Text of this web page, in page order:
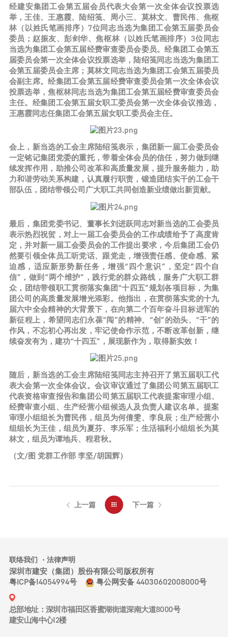
经建安集团工会第五届会员代表大会第一次全体会议投票选
举，王佳、王惠霞、陆绍笺、周小三、莫林文、曹民伟、焦枢
林（以姓氏笔画排序）7位同志当选为集团工会第五届委员会
委员；赵振友、彭剑华、焦枢林（以姓氏笔画排序）3位同志
当选为集团工会第五届经费审查委员会委员。经集团工会第五
届委员会第一次全体会议投票选举，陆绍笺同志当选为集团工
会第五届委员会主席；莫林文同志当选为集团工会第五届委员
会副主席。经集团工会第五届经费审查委员会第一次全体会议
投票选举，焦枢林同志当选为集团工会第五届经费审查委员会
主任。经集团工会第五届女职工委员会第一次全体会议推选，
王惠霞同志任集团工会第五届女职工委员会主任。
会上，新当选的工会主席陆绍笺表示，集团新一届工会委员会
一定铭记集团党委的重托，带着全体会员的信任，努力做到继
续发挥作用，助推公司改革和高质量发展，提升服务能力，助
力和谐劳动关系构建，认真履行职责，锻造团结实干的工会干
部队伍，团结带领公司广大职工共同创造新业绩做出新贡献。
最后，集团党委书记、董事长刘进跃同志对新当选的工会委员
表示热烈祝贺，对上一届工会委员会的工作成绩给予了高度肯
定，并对新一届工会委员会的工作提出要求，今后集团工会仍
然要引领全体员工听党话、跟党走，增强责任感、使命感、紧
迫感，适应新形势新任务，增强“四个意识”，坚定“四个自
信”，做到“两个维护”，践行党的群众路线，服务广大职工群
众，团结带领职工贯彻落实集团“十四五”规划各项目标，为集
团公司的高质量发展增光添彩。他指出，在贯彻落实党的十九
届六中全会精神的大背景下，在向第二个百年奋斗目标进军的
新征程上，希望同志们永葆“闯”的精神、“创”的劲头、“干”的
作风，不忘初心再出发，牢记使命作示范，不断改革创新，继
续奋发有为，建功“十四五”，展现新作为，取得新实效！
随后，新当选的工会主席陆绍笺同志主持召开了第五届职工代
表大会第一次全体会议。会议审议通过了集团公司第五届职工
代表资格审查报告和集团公司第五届职工代表提案审理小组、
经费审查小组、生产经营小组候选人及负责人建议名单。提案
审理小组组长为曹民伟，组员为何倩雯、李良辰；生产经营小
组组长为王佳，组员为夏芬、李乐军；生活福利小组组长为莫
林文，组员为谭地兵、程君秋。
（文/图 党群工作部 李坚/胡国辉）
上一篇 下一篇
联络我们 法律声明
深圳市建安（集团）股份有限公司版权所有
粤ICP备14054994号
粤公网安备 44030602008000号
总部地址：深圳市福田区香蜜湖街道深南大道8000号
建安山海中心12楼